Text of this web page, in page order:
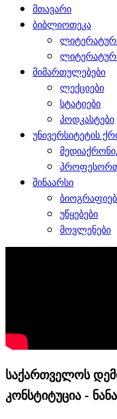
მთავარი
ბიბლიოთეკა
მიმართულებები
ლექციები
სტატიები
პოდკასტები
უნივერსიტეტის
შინაარსი
უწყებები
მოვლენები
საქართველოს
კონსტიტუცია -